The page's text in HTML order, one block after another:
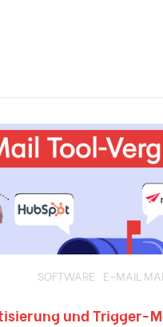
SOFTWARE E-MAIL
und Trigger-